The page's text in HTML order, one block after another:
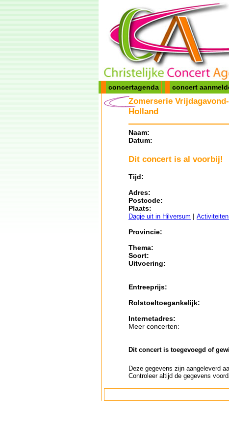
concertagenda concert
Zomerserie
Holland
Naam:
Datum:
Dit concert is al voorbij!
Tijd:
Adres:
Postcode:
Plaats:
Dagje uit in Hilversum | Activiteiten
Provincie:
Thema:
Soort:
Uitvoering:
Entreeprijs:
Rolstoeltoegankelijk:
Internetadres:
Meer concerten:
Dit concert is toegevoegd of
Deze gegevens zijn aangeleverd
Controleer altijd de gegevens